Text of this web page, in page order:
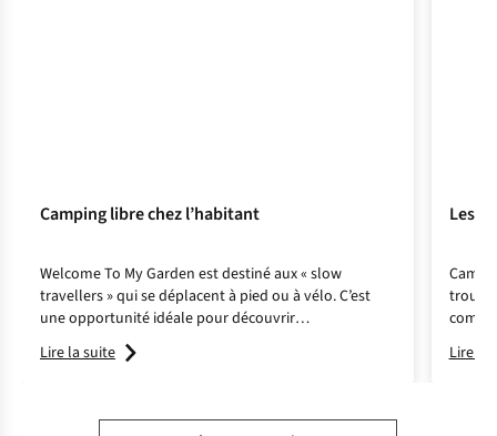
Camping libre chez l’habitant
Welcome To My Garden est destiné aux « slow
travellers » qui se déplacent à pied ou à vélo. C’est
une opportunité idéale pour découvrir
l’environnement que nous traversons avec tous nos
sens.
Lire la suite
Les
trouve
Lire la